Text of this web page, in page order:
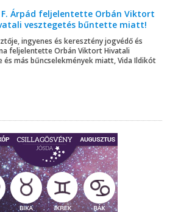
Árpád feljelentette Orbán Viktort
vesztegetés bűntette miatt!
ingyenes és keresztény jogvédő és
feljelentette Orbán Viktort Hivatali
más bűncselekmények miatt, Vida Ildikót